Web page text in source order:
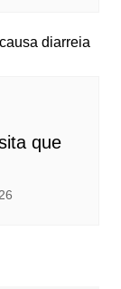
que